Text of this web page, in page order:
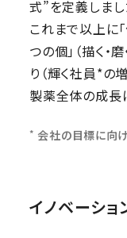
式”を定義しまし
これまで以上に
つの個」（描く・
り（輝く社員*会
の
製薬全体の成長
* 会社の目標に向
イノベーシ